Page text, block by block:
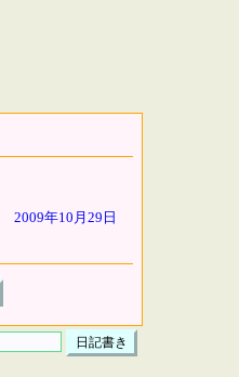
2009年10月29日